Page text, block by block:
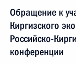
Обращение к
Киргизского
Российско-
конференции